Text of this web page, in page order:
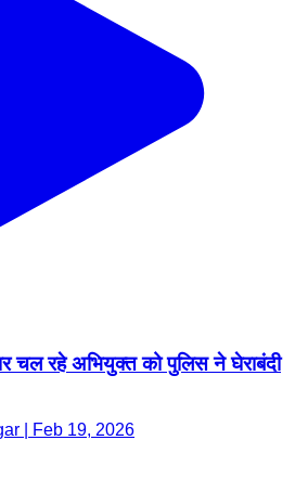
चल रहे अभियुक्त को पुलिस ने घेराबंदी
| Feb 19, 2026